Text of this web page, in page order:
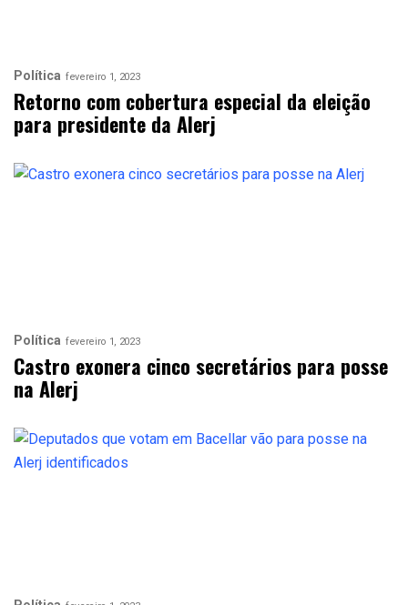
Política fevereiro 1, 2023
Retorno com cobertura especial da eleição
para presidente da Alerj
Política fevereiro 1, 2023
Castro exonera cinco secretários para posse
na Alerj